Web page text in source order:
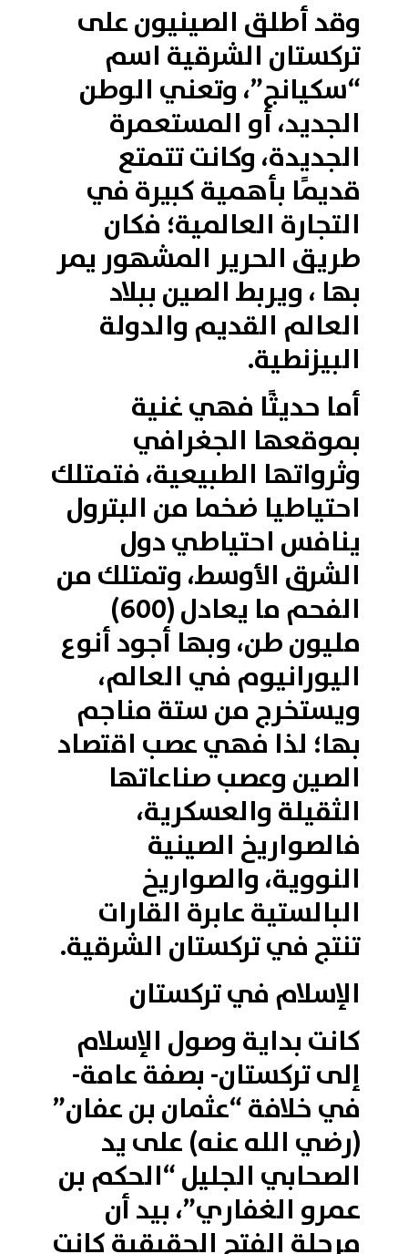
وقد أطلق الصينيون على
تركستان الشرقية اسم
“سكيانج”، وتعني الوطن
الجديد، أو المستعمرة
الجديدة، وكانت تتمتع
قديمًا بأهمية كبيرة في
التجارة العالمية؛ فكان
طريق الحرير المشهور يمر
بها ، ويربط الصين ببلاد
العالم القديم والدولة
البيزنطية.
أما حديثًا فهي غنية
بموقعها الجغرافي
وثرواتها الطبيعية، فتمتلك
احتياطيا ضخما من البترول
ينافس احتياطي دول
الشرق الأوسط، وتمتلك من
الفحم ما يعادل (600)
مليون طن، وبها أجود أنوع
اليورانيوم في العالم،
ويستخرج من ستة مناجم
بها؛ لذا فهي عصب اقتصاد
الصين وعصب صناعاتها
الثقيلة والعسكرية،
فالصواريخ الصينية
النووية، والصواريخ
البالستية عابرة القارات
تنتج في تركستان الشرقية.
الإسلام في تركستان
كانت بداية وصول الإسلام
إلى تركستان- بصفة عامة-
في خلافة “عثمان بن عفان”
(رضي الله عنه) على يد
الصحابي الجليل “الحكم بن
عمرو الغفاري”، بيد أن
مرحلة الفتح الحقيقية كانت